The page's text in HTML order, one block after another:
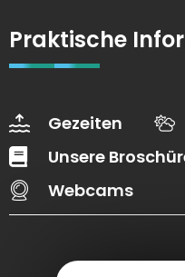
Praktische
Gezeiten
Unsere
Webcams